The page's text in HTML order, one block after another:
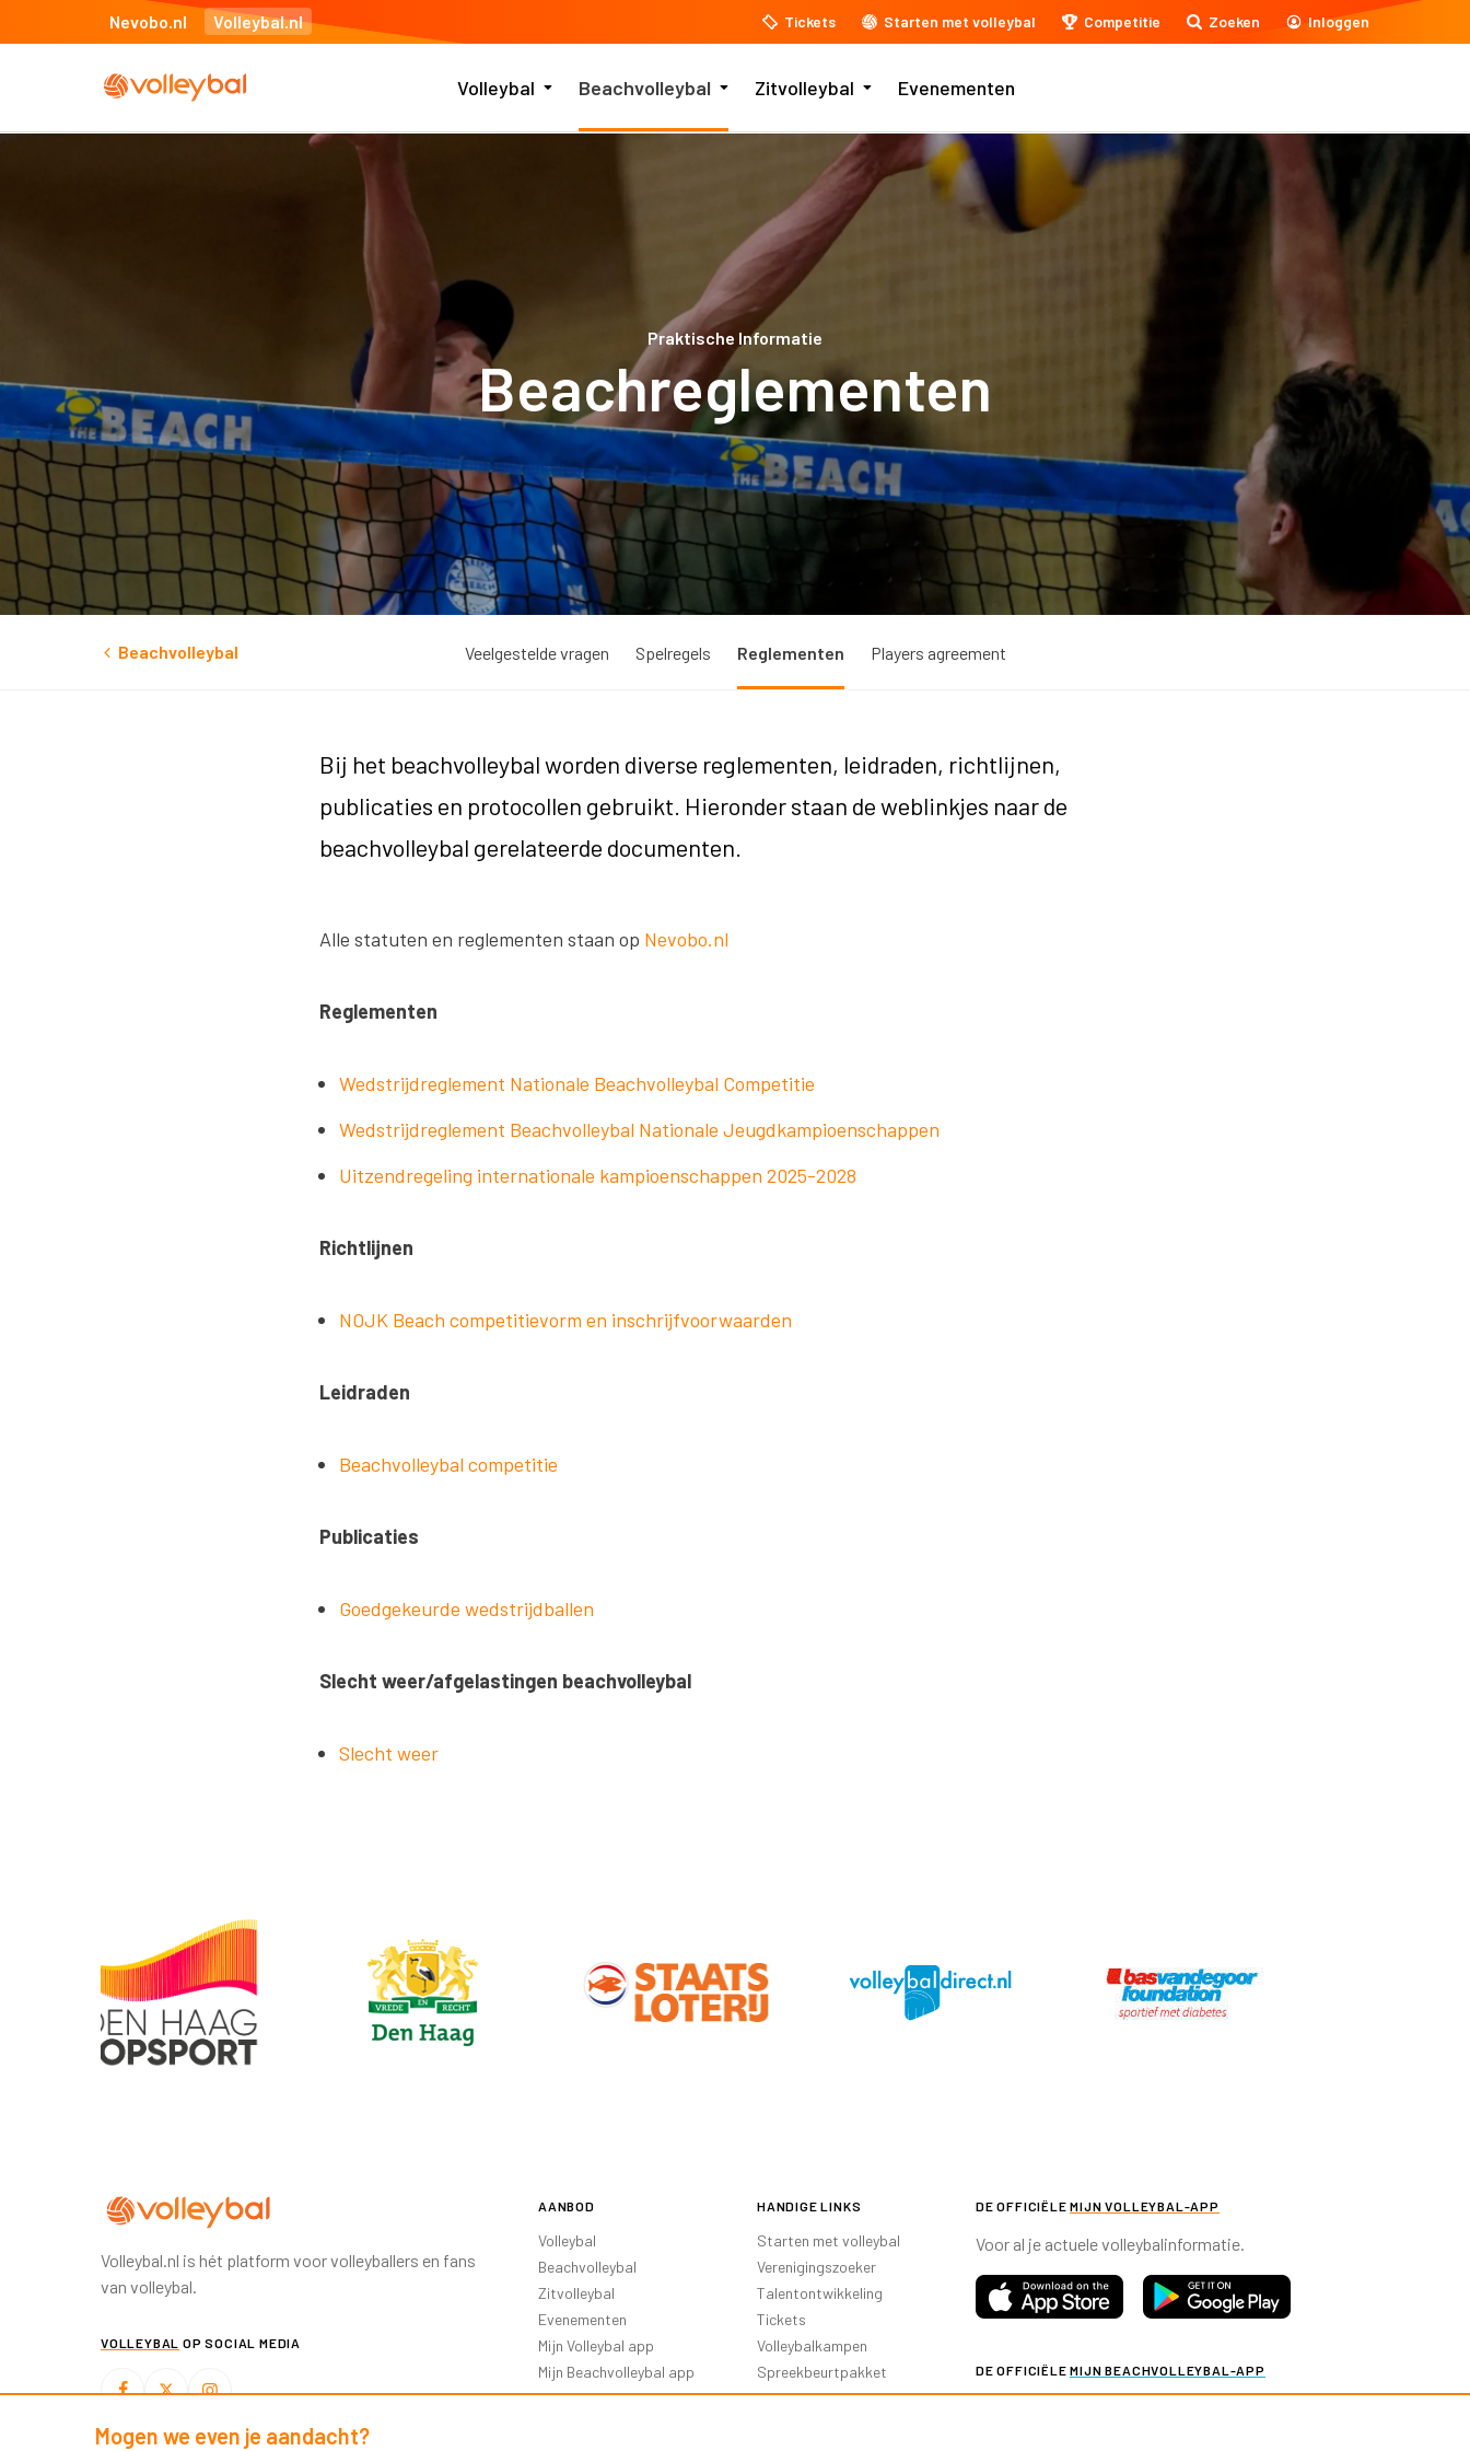
Nevobo.nl Volleybal.nl Tickets Starten met volleybal Competitie Zoeken Inloggen
Volleybal Beachvolleybal Zitvolleybal Evenementen
Praktische Informatie
Beachreglementen
Beachvolleybal Veelgestelde vragen Spelregels Reglementen Players agreement
Bij het beachvolleybal worden diverse reglementen, leidraden, richtlijnen,
publicaties en protocollen gebruikt. Hieronder staan de weblinkjes naar de
beachvolleybal gerelateerde documenten.
Alle statuten en reglementen staan op Nevobo.nl
Reglementen
Wedstrijdreglement Nationale Beachvolleybal Competitie
Wedstrijdreglement Beachvolleybal Nationale Jeugdkampioenschappen
Uitzendregeling internationale kampioenschappen 2025-2028
Richtlijnen
NOJK Beach competitievorm en inschrijfvoorwaarden
Leidraden
Beachvolleybal competitie
Publicaties
Goedgekeurde wedstrijdballen
Slecht weer/afgelastingen beachvolleybal
Slecht weer
Volleybal.nl is hét platform voor volleyballers en fans
van volleybal.
VOLLEYBAL OP SOCIAL MEDIA
AANBOD
Volleybal
Beachvolleybal
Zitvolleybal
Evenementen
Mijn Volleybal app
Mijn Beachvolleybal app
HANDIGE LINKS
Starten met volleybal
Verenigingszoeker
Talentontwikkeling
Tickets
Volleybalkampen
Spreekbeurtpakket
Oranje Ambassadeurs
DE OFFICIËLEMIJN VOLLEYBAL-APP
Voor al je actuele volleybalinformatie.
DE OFFICIËLEMIJN BEACHVOLLEYBAL-APP
Mogen we even je aandacht?